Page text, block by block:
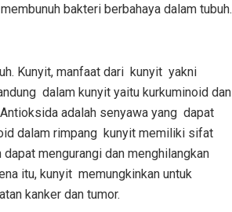
bakteri berbahaya dalam tubuh.
Kunyit, manfaat dari kunyit yakni
dalam kunyit yaitu kurkuminoid dan
adalah senyawa yang dapat
dalam rimpang kunyit memiliki sifat
mengurangi dan menghilangkan
itu, kunyit memungkinkan untuk
kanker dan tumor.